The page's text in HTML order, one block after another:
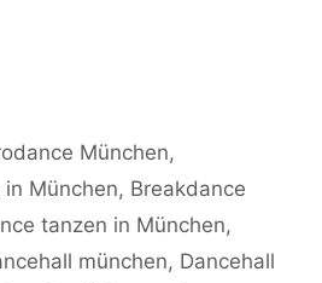
München,
München, Breakdance
tanzen in München,
münchen, Dancehall